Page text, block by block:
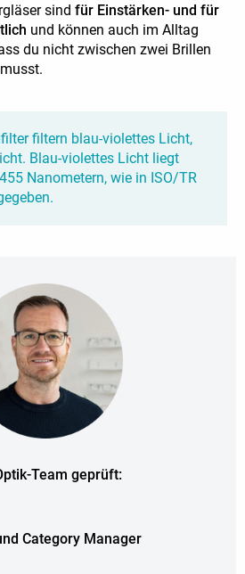
sind für Einstärken- und für
und können auch im Alltag
du nicht zwischen zwei Brillen
filtern blau-violettes Licht,
Blau-violettes Licht liegt
Nanometern, wie in ISO/TR
Team geprüft:
Category Manager